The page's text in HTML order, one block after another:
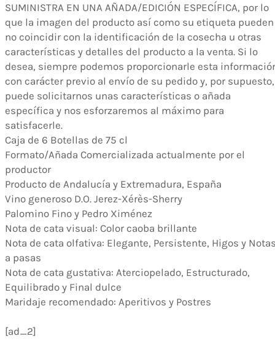
SUMINISTRA EN UNA AÑADA/EDICIÓN ESPECÍFICA, por lo
que la imagen del producto así como su etiqueta pueden
no coincidir con la identificación de la cosecha u otras
características y detalles del producto a la venta. Si lo
desea, siempre podemos proporcionarle esta
con carácter previo al envío de su pedido y, por supuesto,
puede solicitarnos unas características o añada
específica y nos esforzaremos al máximo para
satisfacerle.
Caja de 6 Botellas de 75 cl
Formato/Añada Comercializada actualmente por el
productor
Producto de Andalucía y Extremadura, España
Vino generoso D.O. Jerez-Xérès-Sherry
Palomino Fino y Pedro Ximénez
Nota de cata visual: Color caoba brillante
Nota de cata olfativa: Elegante, Persistente, Higos y
a pasas
Nota de cata gustativa: Aterciopelado, Estructurado,
Equilibrado y Final dulce
Maridaje recomendado: Aperitivos y Postres
[ad_2]